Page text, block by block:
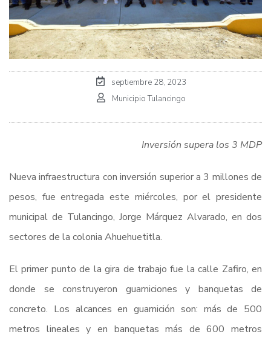
septiembre 28, 2023
Municipio Tulancingo
Inversión supera los 3 MDP
Nueva infraestructura con inversión superior a 3 millones de
pesos, fue entregada este miércoles, por el presidente
municipal de Tulancingo, Jorge Márquez Alvarado, en dos
sectores de la colonia Ahuehuetitla.
El primer punto de la gira de trabajo fue la calle Zafiro, en
donde se construyeron guarniciones y banquetas de
concreto. Los alcances en guarnición son: más de 500
metros lineales y en banquetas más de 600 metros